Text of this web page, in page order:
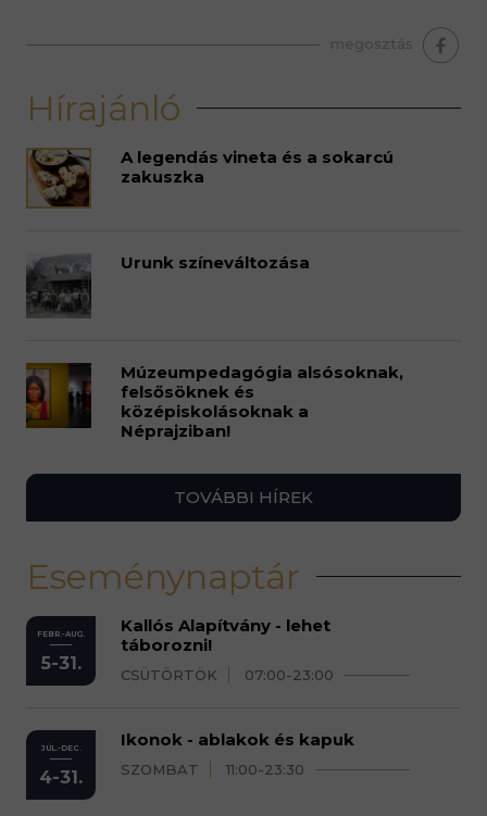
megosztás
Hírajánló
A legendás vineta és a sokarcú
zakuszka
Urunk színeváltozása
Múzeumpedagógia alsósoknak,
felsősöknek és
középiskolásoknak a
Néprajziban!
TOVÁBBI HÍREK
Eseménynaptár
FEBR.-AUG.
5-31.
Kallós Alapítvány - lehet
táborozni!
CSÜTÖRTÖK 07:00-23:00
JÚL.-DEC.
4-31.
Ikonok - ablakok és kapuk
SZOMBAT 11:00-23:30